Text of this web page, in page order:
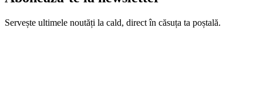
Servește ultimele noutăți la cald, direct în căsuța ta poștală.